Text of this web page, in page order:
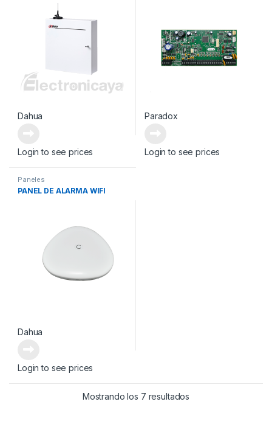
Dahua
Login to see prices
Paradox
Login to see prices
Paneles
PANEL DE ALARMA WIFI
Dahua
Login to see prices
Mostrando los 7 resultados